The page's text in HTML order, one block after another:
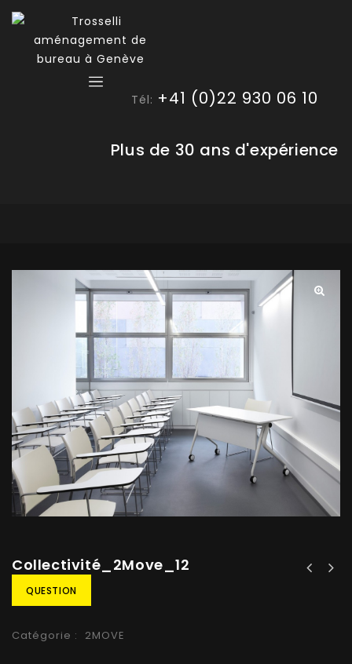
Tél: +41 (0)22 930 06 10
Plus de 30 ans d'expérience
Collectivité_2Move_12
QUESTION
Catégorie : 2MOVE